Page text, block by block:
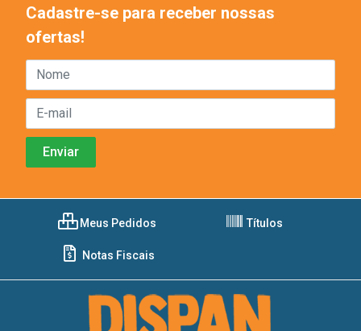
Cadastre-se para receber nossas
ofertas!
Meus Pedidos Títulos
Notas Fiscais